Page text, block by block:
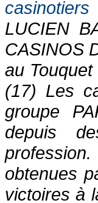
LUCIEN
CASINOS
au
(17) Les
groupe
depuis
obtenues
victoires à